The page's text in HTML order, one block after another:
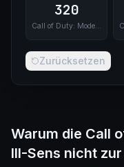
320
Call of Duty: Modern Warfare III
Zurücksetzen
Warum die Call
III-Sens nicht